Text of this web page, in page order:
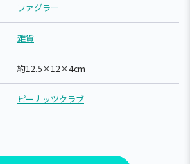
ファグラー
雑貨
約12.5×12×4cm
ピーナッツクラブ